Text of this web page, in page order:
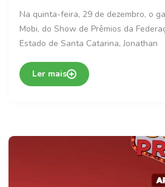
Na quinta-feira, 29 de dezembro, o
Mobi, do Show de Prêmios da
Estado de Santa Catarina, Jonathan
Ler mais